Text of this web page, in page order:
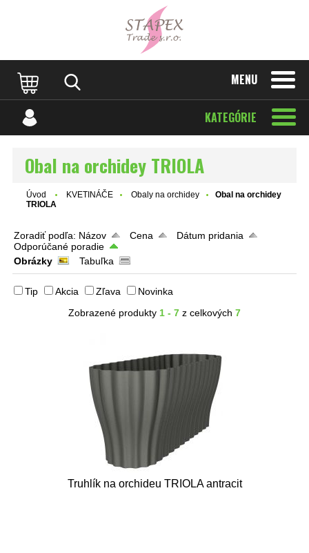
MENU
KATEGÓRIE
Obal na orchidey TRIOLA
Úvod KVETINÁČE Obaly na orchidey
Obal na orchidey
TRIOLA
Zoradiť podľa: Názov Cena
Dátum pridania
Odporúčané poradie
Obrázky
Tabuľka
Tip Akcia Zľava
Novinka
Zobrazené produkty 1 - 7 z celkových 7
Truhlík na orchideu TRIOLA antracit